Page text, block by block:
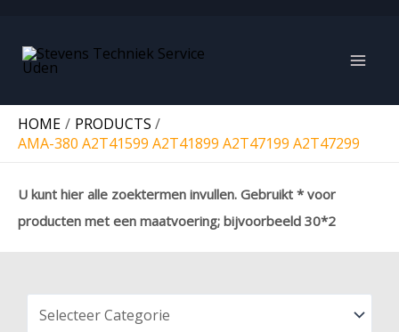
HOME
PRODUCTS
AMA-380 A2T41599 A2T41899 A2T47199 A2T47299
U kunt hier alle zoektermen invullen. Gebruikt * voor
producten met een maatvoering; bijvoorbeeld 30*2